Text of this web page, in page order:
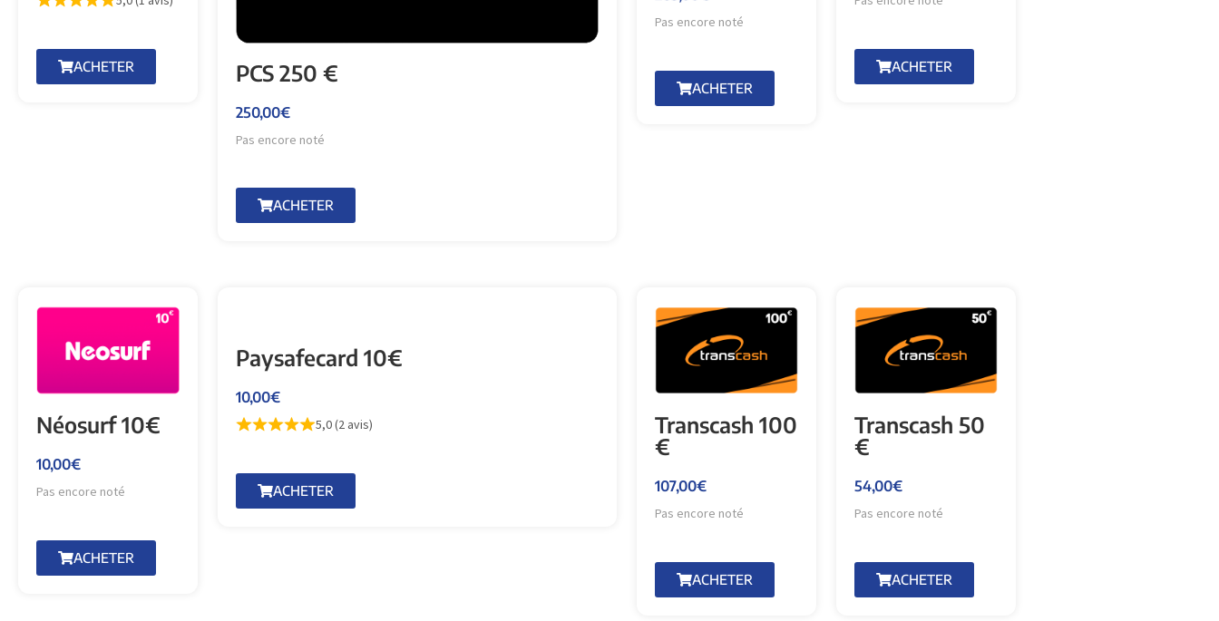
ACHETER PCS 250 €
250,00€
Pas encore noté
ACHETER
Pas encore noté
ACHETER
ACHETER
Néosurf 10€
10,00€
Pas encore noté
ACHETER
Paysafecard 10€
10,00€
5,0 (2 avis)
ACHETER
Transcash 100
€
107,00€
Pas encore noté
ACHETER
Transcash 50
€
54,00€
Pas encore noté
ACHETER